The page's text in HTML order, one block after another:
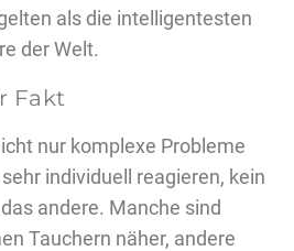
als die intelligentesten
der Welt.
Fakt
nur komplexe Probleme
individuell reagieren, kein
andere. Manche sind
Tauchern näher, andere